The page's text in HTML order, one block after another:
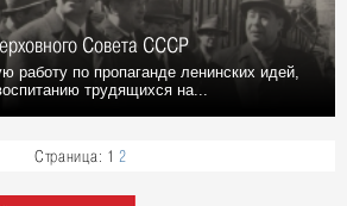
Совета СССР
работу по пропаганде ленинских идей,
трудящихся на...
Страница: 1 2